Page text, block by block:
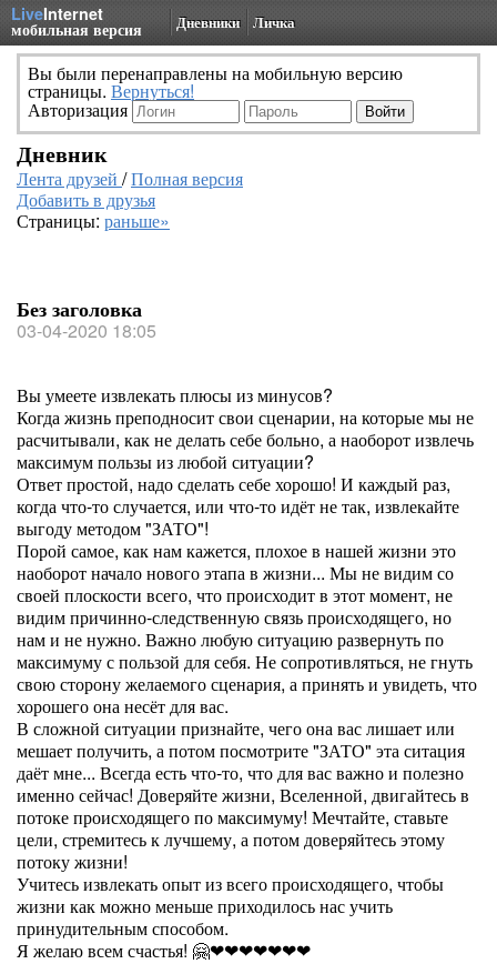
LiveInternet
мобильная версия Дневники Личка
Вы были перенаправлены на мобильную версию
страницы. Вернуться!
Авторизация
Дневник
Лента друзей /Полная версия
Добавить в друзья
Страницы: раньше»
Без заголовка
03-04-2020 18:05
Вы умеете извлекать плюсы из минусов?
Когда жизнь преподносит свои сценарии, на которые мы не
расчитывали, как не делать себе больно, а наоборот извлечь
максимум пользы из любой ситуации?
Ответ простой, надо сделать себе хорошо! И каждый раз,
когда что-то случается, или что-то идёт не так, извлекайте
выгоду методом "ЗАТО"!
Порой самое, как нам кажется, плохое в нашей жизни это
наоборот начало нового этапа в жизни... Мы не видим со
своей плоскости всего, что происходит в этот момент, не
видим причинно-следственную связь происходящего, но
нам и не нужно. Важно любую ситуацию развернуть по
максимуму с пользой для себя. Не сопротивляться, не гнуть
свою сторону желаемого сценария, а принять и увидеть, что
хорошего она несёт для вас.
В сложной ситуации признайте, чего она вас лишает или
мешает получить, а потом посмотрите "ЗАТО" эта ситация
даёт мне... Всегда есть что-то, что для вас важно и полезно
именно сейчас! Доверяйте жизни, Вселенной, двигайтесь в
потоке происходящего по максимуму! Мечтайте, ставьте
цели, стремитесь к лучшему, а потом доверяйтесь этому
потоку жизни!
Учитесь извлекать опыт из всего происходящего, чтобы
жизни как можно меньше приходилось нас учить
принудительным способом.
Я желаю всем счастья! 🤗❤❤❤❤❤❤❤